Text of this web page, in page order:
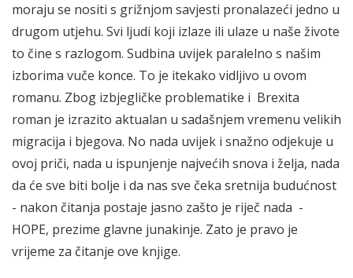
moraju se nositi s grižnjom savjesti pronalazeći jedno u
drugom utjehu. Svi ljudi koji izlaze ili ulaze u naše živote
to čine s razlogom. Sudbina uvijek paralelno s našim
izborima vuče konce. To je itekako vidljivo u ovom
romanu. Zbog izbjegličke problematike i Brexita
roman je izrazito aktualan u sadašnjem vremenu velikih
migracija i bjegova. No nada uvijek i snažno odjekuje u
ovoj priči, nada u ispunjenje najvećih snova i želja, nada
da će sve biti bolje i da nas sve čeka sretnija budućnost
- nakon čitanja postaje jasno zašto je riječ nada -
HOPE, prezime glavne junakinje. Zato je pravo je
vrijeme za čitanje ove knjige.